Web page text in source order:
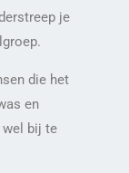
je
die het
en
wel bij te